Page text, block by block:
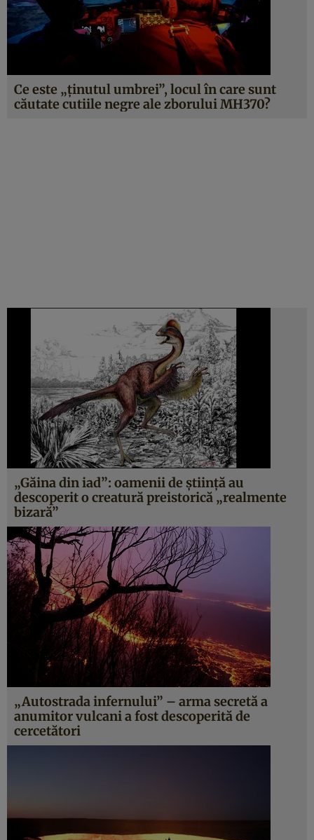
Ce este „ţinutul umbrei”, locul în care sunt
căutate cutiile negre ale zborului MH370?
„Găina din iad”: oamenii de ştiinţă au
descoperit o creatură preistorică „realmente
bizară”
„Autostrada infernului” – arma secretă a
anumitor vulcani a fost descoperită de
cercetători